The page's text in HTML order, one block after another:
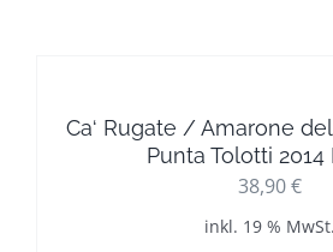
Ca‘ Rugate / Amarone
Punta Tolotti 2014
38,90€
inkl. 19 % MwSt.